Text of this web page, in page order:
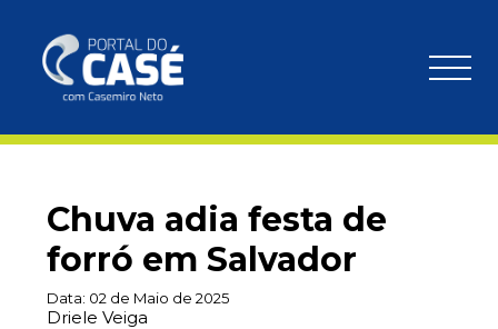
Chuva adia festa de
forró em Salvador
Data: 02 de Maio de 2025
Driele Veiga